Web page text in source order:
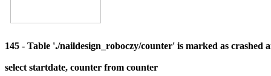
145 - Table './naildesign_roboczy/counter' is marked as crashed
select startdate, counter from counter